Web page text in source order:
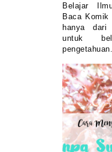
Belajar
Baca
hanya
untuk
pengetahuan.